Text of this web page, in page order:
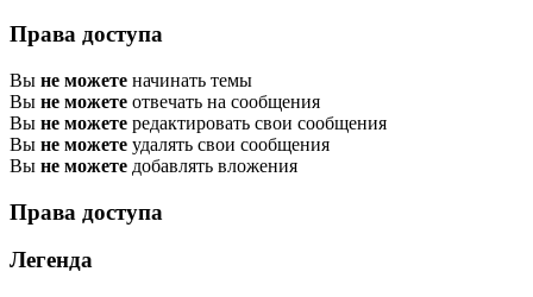
Права доступа
Вы не можете начинать темы
Вы не можете отвечать на сообщения
Вы не можете редактировать свои сообщения
Вы не можете удалять свои сообщения
Вы не можете добавлять вложения
Права доступа
Легенда